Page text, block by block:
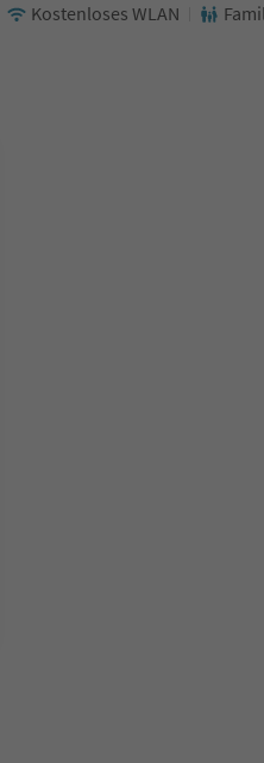
Kostenloses WLAN